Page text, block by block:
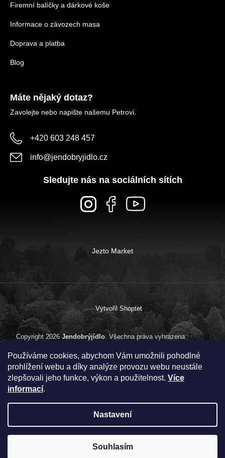
Používáme cookies, abychom Vám umožnili pohodlné
prohlížení webu a díky analýze provozu webu neustále
zlepšovali jeho funkce, výkon a použitelnost. Více
informací.
Nastavení
Souhlasím
Firemní balíčky a dárkové koše
Informace o závozech masa
Doprava a platba
Blog
Máte nějaký dotaz?
Zavolejte nebo napište našemu Petrovi.
+420 603 248 457
info@jendobryjidlo.cz
Sledujte nás na sociálních sítích
Jezto Market
Vytvořil Shoptet
Copyright 2026 Jendobrýjídlo. Všechna práva vyhrazena.Upravit